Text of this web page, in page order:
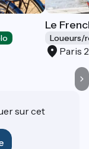
Le
Loueurs/
Paris
sur cet